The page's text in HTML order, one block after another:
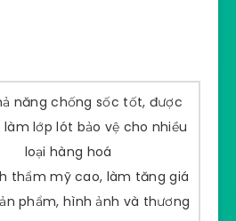
năng chống sốc tốt, được
làm lớp lót bảo vệ cho nhiều
loại hàng hoá
thẩm mỹ cao, làm tăng giá
phẩm, hình ảnh và thương